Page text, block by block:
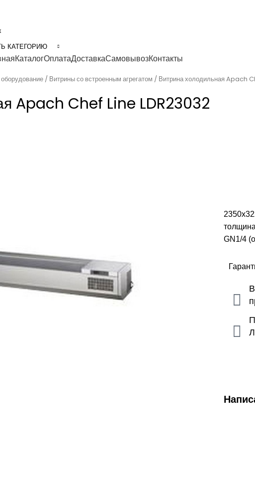
КАТЕГОРИЮ
КаталогОплатаДоставкаСамовывозКонтакты
Витрины со встроенным агрегатом Витрина холодильная Apach
Apach Chef Line LDR23032
GN1/4